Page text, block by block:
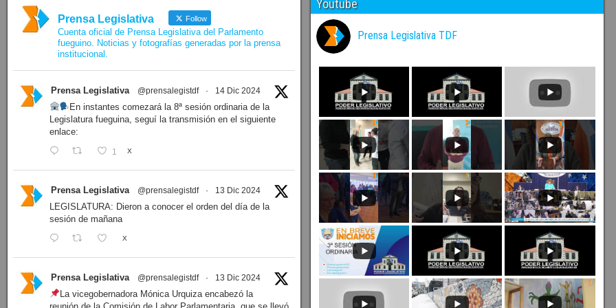
Prensa Legislativa Follow
Cuenta oficial de Prensa Legislativa del Parlamento
fueguino. Noticias y fotografías generadas por la prensa
institucional.
Prensa Legislativa @prensalegistdf · 14 Dic 2024
En instantes comezará la 8ª sesión ordinaria de la
Legislatura fueguina, seguí la transmisión en el siguiente
enlace:
1 X
Prensa Legislativa @prensalegistdf · 13 Dic 2024
LEGISLATURA: Dieron a conocer el orden del día de la
sesión de mañana
X
Prensa Legislativa @prensalegistdf · 13 Dic 2024
La vicegobernadora Mónica Urquiza encabezó la
Youtube
Prensa Legislativa TDF